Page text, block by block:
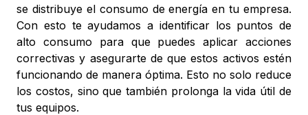
se distribuye el consumo de energía en tu empresa.
Con esto te ayudamos a identificar los puntos de
alto consumo para que puedes aplicar acciones
correctivas y asegurarte de que estos activos estén
funcionando de manera óptima. Esto no solo reduce
los costos, sino que también prolonga la vida útil de
tus equipos.